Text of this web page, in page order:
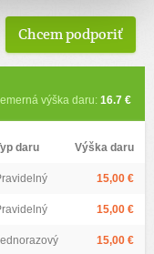
Chcem podporiť
výška daru: 16.7 €
daru Výška daru
15,00 €
15,00 €
15,00 €